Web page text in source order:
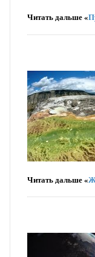
Читать дальше «
Читать дальше «